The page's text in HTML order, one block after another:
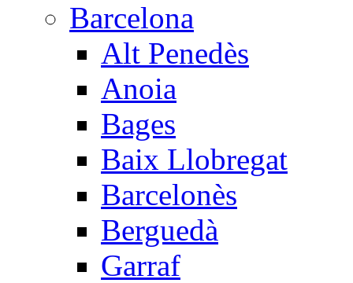
Barcelona
Alt Penedès
Anoia
Bages
Baix Llobregat
Barcelonès
Berguedà
Garraf